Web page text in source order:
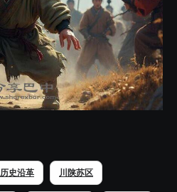
历史沿革 川陕苏区